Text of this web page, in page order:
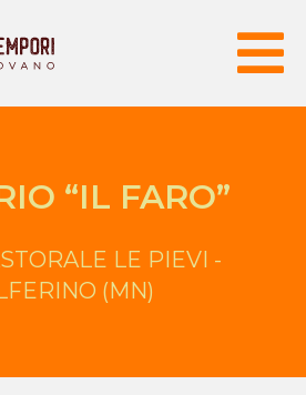
“IL FARO”
LE PIEVI -
(MN)